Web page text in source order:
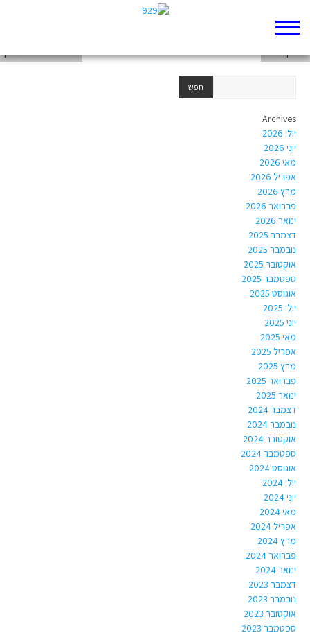
Archives
יולי 2026
יוני 2026
מאי 2026
אפריל 2026
מרץ 2026
פברואר 2026
ינואר 2026
דצמבר 2025
נובמבר 2025
אוקטובר 2025
ספטמבר 2025
אוגוסט 2025
יולי 2025
יוני 2025
מאי 2025
אפריל 2025
מרץ 2025
פברואר 2025
ינואר 2025
דצמבר 2024
נובמבר 2024
אוקטובר 2024
ספטמבר 2024
אוגוסט 2024
יולי 2024
יוני 2024
מאי 2024
אפריל 2024
מרץ 2024
פברואר 2024
ינואר 2024
דצמבר 2023
נובמבר 2023
אוקטובר 2023
ספטמבר 2023